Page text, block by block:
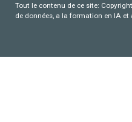
Tout le contenu de ce site:
de données, a la formation en IA